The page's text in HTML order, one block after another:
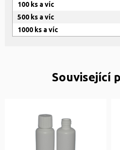
100 ks a víc
500 ks a víc
1000 ks a víc
Související